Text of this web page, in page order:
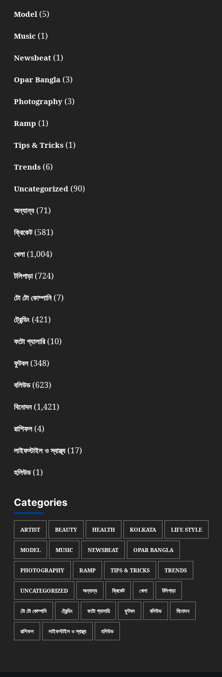
Model(5)
Music(1)
Newsbeat(1)
Opar Bangla(3)
Photography(3)
Ramp (1)
Tips & Tricks(1)
Trends(6)
Uncategorized(90)
অন্যান্য(71)
ক্রিকেট(581)
খেলা(1,004)
টলিপাড়া(724)
টো টো কোম্পানি(7)
ট্রেন্ডিং(421)
ফটো গ্যালারি(10)
ফুটবল(348)
বলিউড(623)
বিনোদন(1,421)
রাশিফল(4)
লাইফস্টাইল ও স্বাস্থ্য(17)
হলিউড(1)
Categories
ARTIST BEAUTY HEALTH KOLKATA LIFE STYLE
MODEL MUSIC NEWSBEAT OPAR BANGLA
PHOTOGRAPHY RAMP TIPS & TRICKS TRENDS
UNCATEGORIZED অন্যান্য ক্রিকেট খেলা টলিপাড়া
টো টো কোম্পানি ট্রেন্ডিং ফটো গ্যালারি ফুটবল বলিউড বিনোদন
রাশিফল লাইফস্টাইল ও স্বাস্থ্য হলিউড